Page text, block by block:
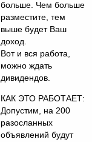
больше. Чем больше
разместите, тем
выше будет Ваш
доход.
Вот и вся работа,
можно ждать
дивидендов.
КАК ЭТО РАБОТАЕТ:
Допустим, на 200
разосланных
объявлений будут